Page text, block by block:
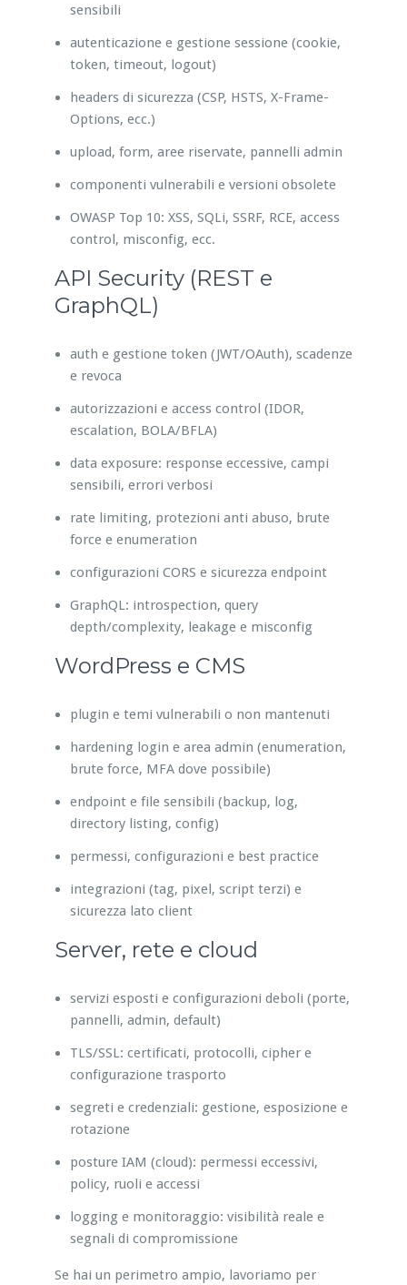
sensibili
autenticazione e gestione sessione (cookie,
token, timeout, logout)
headers di sicurezza (CSP, HSTS, X-Frame-
Options, ecc.)
upload, form, aree riservate, pannelli admin
componenti vulnerabili e versioni obsolete
OWASP Top 10: XSS, SQLi, SSRF, RCE, access
control, misconfig, ecc.
API Security (REST e
GraphQL)
auth e gestione token (JWT/OAuth), scadenze
e revoca
autorizzazioni e access control (IDOR,
escalation, BOLA/BFLA)
data exposure: response eccessive, campi
sensibili, errori verbosi
rate limiting, protezioni anti abuso, brute
force e enumeration
configurazioni CORS e sicurezza endpoint
GraphQL: introspection, query
depth/complexity, leakage e misconfig
WordPress e CMS
plugin e temi vulnerabili o non mantenuti
hardening login e area admin (enumeration,
brute force, MFA dove possibile)
endpoint e file sensibili (backup, log,
directory listing, config)
permessi, configurazioni e best practice
integrazioni (tag, pixel, script terzi) e
sicurezza lato client
Server, rete e cloud
servizi esposti e configurazioni deboli (porte,
pannelli, admin, default)
TLS/SSL: certificati, protocolli, cipher e
configurazione trasporto
segreti e credenziali: gestione, esposizione e
rotazione
posture IAM (cloud): permessi eccessivi,
policy, ruoli e accessi
logging e monitoraggio: visibilità reale e
segnali di compromissione
Se hai un perimetro ampio, lavoriamo per